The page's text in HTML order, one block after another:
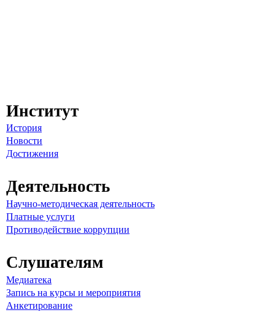
Институт
История
Новости
Достижения
Деятельность
Научно-методическая деятельность
Платные услуги
Противодействие коррупции
Слушателям
Медиатека
Запись на курсы и мероприятия
Анкетирование